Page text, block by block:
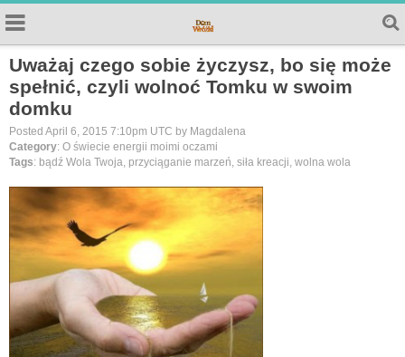
Uważaj czego sobie życzysz, bo się może
spełnić, czyli wolnoć Tomku w swoim
domku
Posted April 6, 2015 7:10pm UTC by Magdalena
Category: O świecie energii moimi oczami
Tags: bądź Wola Twoja, przyciąganie marzeń, siła kreacji, wolna wola